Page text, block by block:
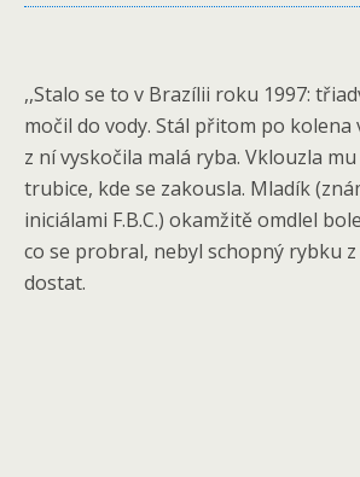
,,Stalo se to v Brazílii roku 1997:
močil do vody. Stál přitom po kolena
z ní vyskočila malá ryba. Vklouzla
trubice, kde se zakousla. Mladík
iniciálami F.B.C.) okamžitě omdlel
co se probral, nebyl schopný rybku
dostat.